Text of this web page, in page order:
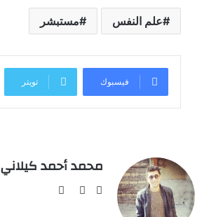
علم النفس مستبشر
فيسبوك تويتر
محمد أحمد كيلاني
فيسبوكتويتر